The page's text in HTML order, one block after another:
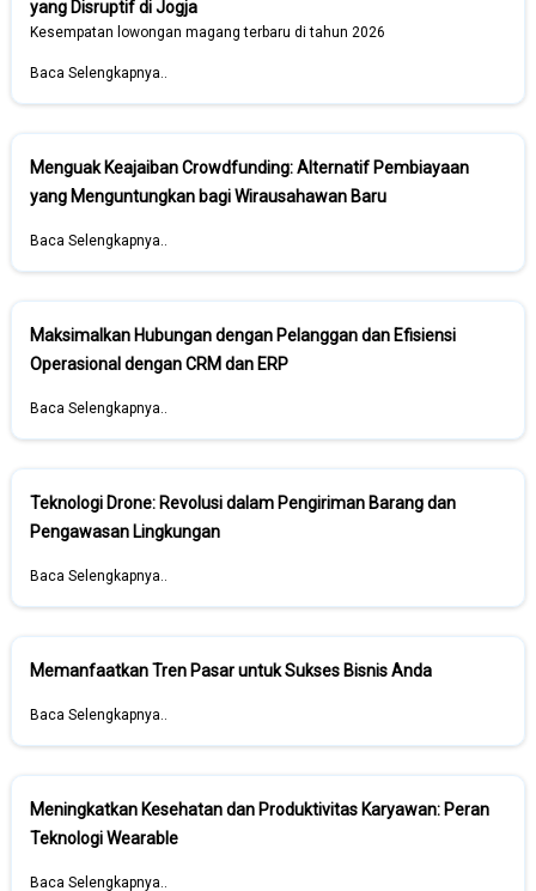
yang Disruptif di Jogja
Kesempatan lowongan magang terbaru di tahun 2026
Baca Selengkapnya..
Menguak Keajaiban Crowdfunding: Alternatif Pembiayaan
yang Menguntungkan bagi Wirausahawan Baru
Baca Selengkapnya..
Maksimalkan Hubungan dengan Pelanggan dan Efisiensi
Operasional dengan CRM dan ERP
Baca Selengkapnya..
Teknologi Drone: Revolusi dalam Pengiriman Barang dan
Pengawasan Lingkungan
Baca Selengkapnya..
Memanfaatkan Tren Pasar untuk Sukses Bisnis Anda
Baca Selengkapnya..
Meningkatkan Kesehatan dan Produktivitas Karyawan: Peran
Teknologi Wearable
Baca Selengkapnya..